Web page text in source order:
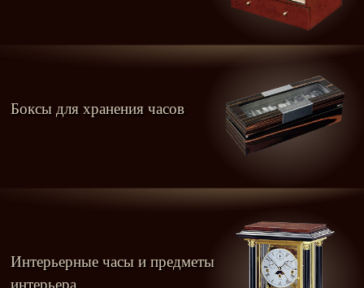
Боксы для хранения часов
Интерьерные часы и предметы
интерьера